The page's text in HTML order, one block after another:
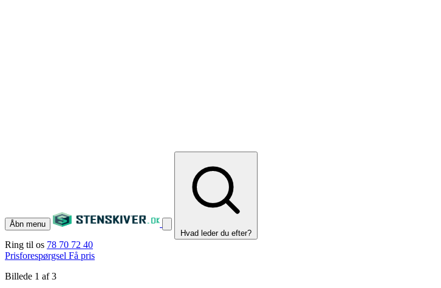
Åbn menu
Hvad leder du efter?
Ring til os 78 70 72 40
Prisforespørgsel Få pris
Billede 1 af 3